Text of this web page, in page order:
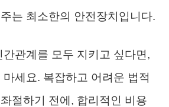
는 최소한의 안전장치입니다.
관계를 모두 지키고 싶다면,
세요. 복잡하고 어려운 법적
절하기 전에, 합리적인 비용